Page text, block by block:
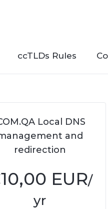
ccTLDs Rules
Local DNS
and
redirection
10,00 EUR/
yr